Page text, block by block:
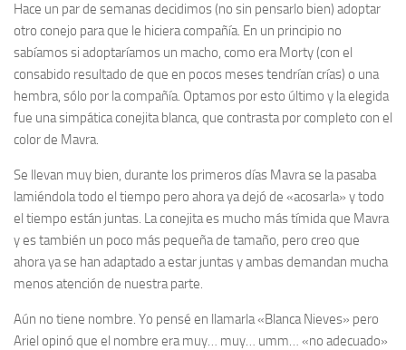
Hace un par de semanas decidimos (no sin pensarlo bien) adoptar
otro conejo para que le hiciera compañía. En un principio no
sabíamos si adoptaríamos un macho, como era Morty (con el
consabido resultado de que en pocos meses tendrían crías) o una
hembra, sólo por la compañía. Optamos por esto último y la elegida
fue una simpática conejita blanca, que contrasta por completo con el
color de Mavra.
Se llevan muy bien, durante los primeros días Mavra se la pasaba
lamiéndola todo el tiempo pero ahora ya dejó de «acosarla» y todo
el tiempo están juntas. La conejita es mucho más tímida que Mavra
y es también un poco más pequeña de tamaño, pero creo que
ahora ya se han adaptado a estar juntas y ambas demandan mucha
menos atención de nuestra parte.
Aún no tiene nombre. Yo pensé en llamarla «Blanca Nieves» pero
Ariel opinó que el nombre era muy… muy… umm… «no adecuado»